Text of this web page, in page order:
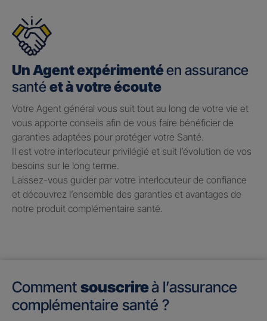
Un Agent expérimentéen assurance
santé et à votre écoute
Votre Agent général vous suit tout au long de votre vie et
vous apporte conseils afin de vous faire bénéficier de
garanties adaptées pour protéger votre Santé.​
Il est votre interlocuteur privilégié et suit l’évolution de vos
besoins sur le long terme.​
Laissez-vous guider par votre interlocuteur de confiance
et découvrez l’ensemble des garanties et avantages de
notre produit complémentaire santé.
Comment souscrireà l’assurance
complémentaire santé ?